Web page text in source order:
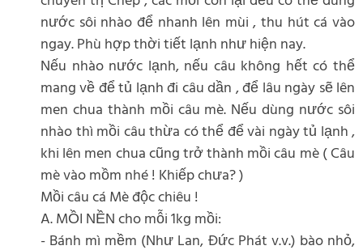
nước sôi nhào để nhanh lên mùi , thu hút cá vào
ngay. Phù hợp thời tiết lạnh như hiện nay.
Nếu nhào nước lạnh, nếu câu không hết có thể
mang về để tủ lạnh đi câu dần , để lâu ngày sẽ lên
men chua thành mồi câu mè. Nếu dùng nước sôi
nhào thì mồi câu thừa có thể để vài ngày tủ lạnh ,
khi lên men chua cũng trở thành mồi câu mè ( Câu
mè vào mồm nhé ! Khiếp chưa? )
Mồi câu cá Mè độc chiêu !
A. MỒI NỀN cho mỗi 1kg mồi:
- Bánh mì mềm (Như Lan, Đức Phát v.v.) bào nhỏ,